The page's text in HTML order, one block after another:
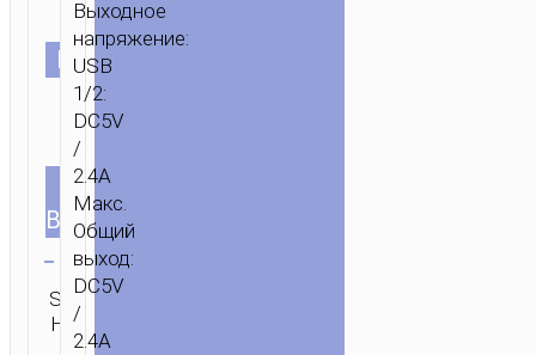
ЦВЕТ
ТИП
ВИЛКИ
Очистить
SKU:
Н/Д
Категория:
адаптеры
Выходное
напряжение:
USB
1/2:
DC5V
/
2.4A
Макс.
Общий
выход:
DC5V
/
2.4A